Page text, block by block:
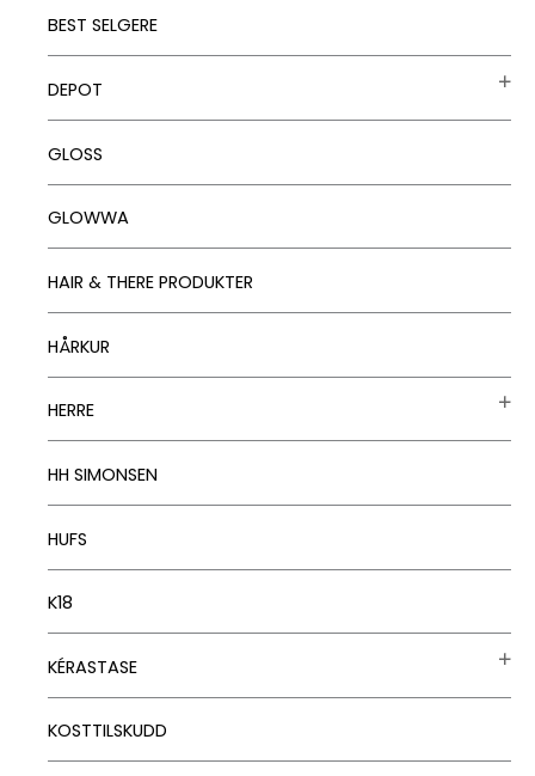
BEST SELGERE
DEPOT
GLOSS
GLOWWA
HAIR & THERE PRODUKTER
HÅRKUR
HERRE
HH SIMONSEN
HUFS
K18
KÉRASTASE
KOSTTILSKUDD